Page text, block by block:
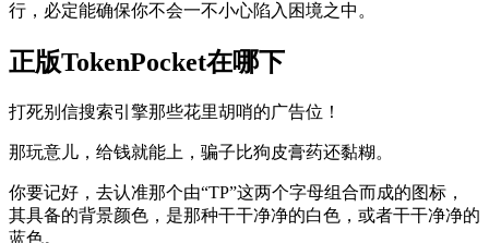
行，必定能确保你不会一不小心陷入困境之中。
正版TokenPocket在哪下
打死别信搜索引擎那些花里胡哨的广告位！
那玩意儿，给钱就能上，骗子比狗皮膏药还黏糊。
你要记好，去认准那个由“TP”这两个字母组合而成的图标，
其具备的背景颜色，是那种干干净净的白色，或者干干净净的
蓝色。